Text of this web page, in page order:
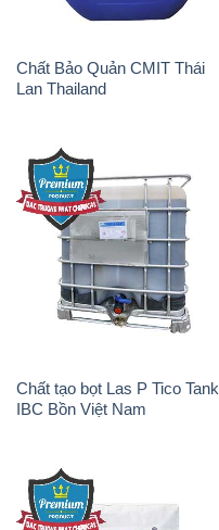
Chất Bảo Quản CMIT Thái
Lan Thailand
Chất tạo bọt Las P Tico Tank
IBC Bồn Việt Nam